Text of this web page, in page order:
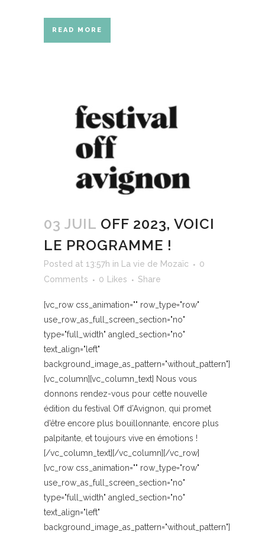
READ MORE
03 JUIL OFF 2023, VOICI
LE PROGRAMME !
Posted at 13:57h in La vie de Mozaïc
0
Comments
0 Likes Share
[vc_row css_animation="" row_type="row"
use_row_as_full_screen_section="no"
type="full_width" angled_section="no"
text_align="left"
background_image_as_pattern="without_pattern"]
[vc_column][vc_column_text] Nous vous
donnons rendez-vous pour cette nouvelle
édition du festival Off d’Avignon, qui promet
d’être encore plus bouillonnante, encore plus
palpitante, et toujours vive en émotions !
[/vc_column_text][/vc_column][/vc_row]
[vc_row css_animation="" row_type="row"
use_row_as_full_screen_section="no"
type="full_width" angled_section="no"
text_align="left"
background_image_as_pattern="without_pattern"]